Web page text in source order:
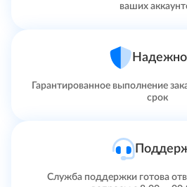
ваших
Гарантированное выполнение
срок
Служба поддержки готова